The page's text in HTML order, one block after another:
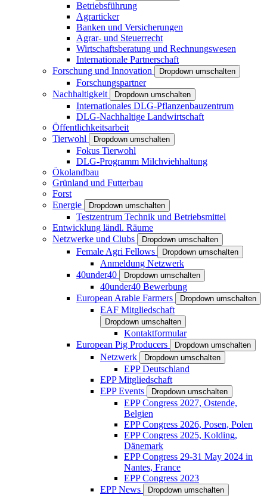
Betriebsführung
Agrarticker
Banken und Versicherungen
Agrar- und Steuerrecht
Wirtschaftsberatung und Rechnungswesen
Internationale Partnerschaft
Forschung und Innovation
Dropdown umschalten
Forschungspartner
Nachhaltigkeit
Dropdown umschalten
Internationales DLG-Pflanzenbauzentrum
DLG-Nachhaltige Landwirtschaft
Öffentlichkeitsarbeit
Tierwohl
Dropdown umschalten
Fokus Tierwohl
DLG-Programm Milchviehhaltung
Ökolandbau
Grünland und Futterbau
Forst
Energie
Dropdown umschalten
Testzentrum Technik und Betriebsmittel
Entwicklung ländl. Räume
Netzwerke und Clubs
Dropdown umschalten
Female Agri Fellows Dropdown umschalten
Anmeldung Netzwerk
40under40
Dropdown umschalten
40under40 Bewerbung
European Arable Farmers
Dropdown umschalten
EAF Mitgliedschaft
Dropdown umschalten
Kontaktformular
European Pig Producers
Dropdown umschalten
Netzwerk Dropdown umschalten
EPP Deutschland
EPP Mitgliedschaft
EPP Events
Dropdown umschalten
EPP Congress 2027, Ostende,
Belgien
EPP Congress 2026, Posen, Polen
EPP Congress 2025, Kolding,
Dänemark
EPP Congress 29-31 May 2024 in
Nantes, France
EPP Congress 2023
EPP News
Dropdown umschalten